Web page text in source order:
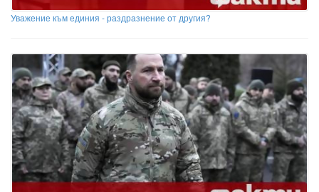
Уважение към единия - раздразнение от другия?